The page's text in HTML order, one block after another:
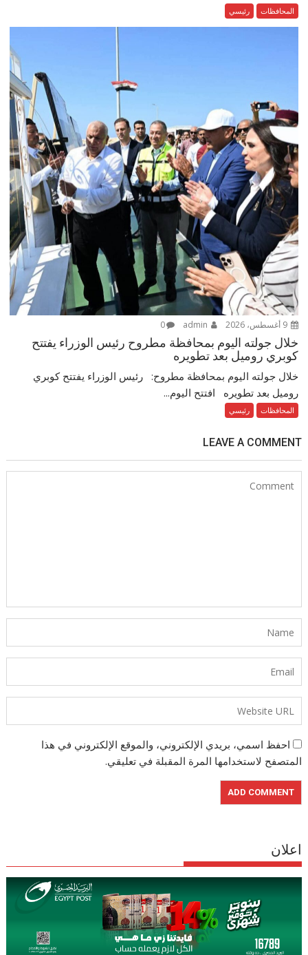
المحافظات رئيسي
9 أغسطس، 2026 0
خلال جولته اليوم بمحافظة مطروح رئيس الوزراء يفتتح
كوبري روميل بعد تطويره
خلال جولته اليوم بمحافظة مطروح: رئيس الوزراء يفتتح كوبري
روميل بعد تطويره افتتح اليوم...
المحافظات رئيسي
LEAVE A COMMENT
احفظ اسمي، بريدي الإلكتروني، والموقع الإلكتروني في هذا
المتصفح لاستخدامها المرة المقبلة في تعليقي.
اعلان